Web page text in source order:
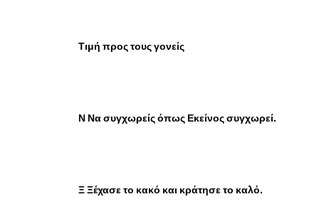
Τιμή προς τους γονείς
Ν Να συγχωρείς όπως Εκείνος συγχωρεί.
Ξ Ξέχασε το κακό και κράτησε το καλό.